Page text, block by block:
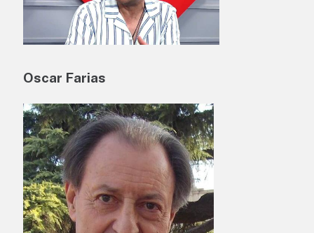
Oscar Farias